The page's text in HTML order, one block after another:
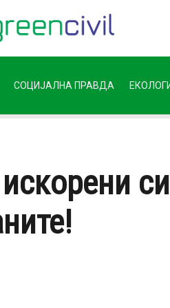
СОЦИЈАЛНА ПРАВДА